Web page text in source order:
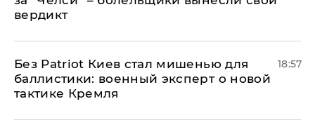
вердикт
​Без Patriot Киев стал мишенью для
баллистики: военный эксперт о новой
тактике Кремля
18:57